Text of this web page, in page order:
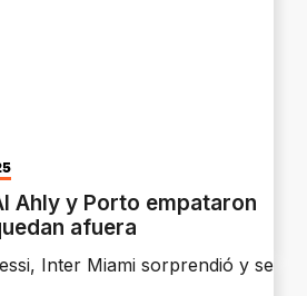
Ahly y Porto empataron
afuera